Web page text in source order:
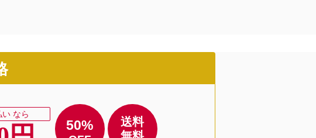
い なら
50%
送料